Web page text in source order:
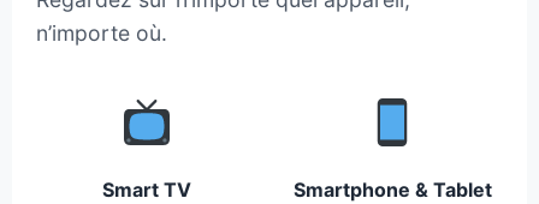
n’importe où.
Smart TV Smartphone & Tablet